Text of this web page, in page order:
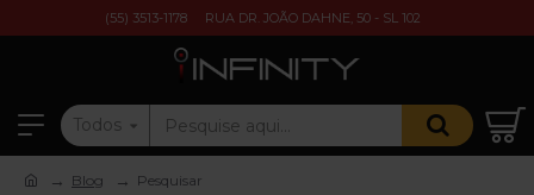
(55) 3513-1178 RUA DR. JOÃO DAHNE, 50 - SL 102
Todos
Blog Pesquisar